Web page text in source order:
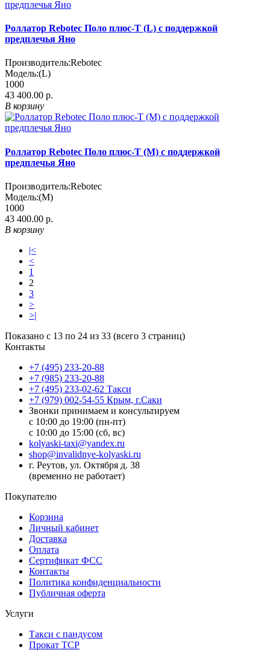
Роллатор Rebotec Поло плюс-Т (L) с поддержкой
предплечья Яно
Производитель:Rebotec
Модель:(L)
1000
43 400.00 р.
В корзину
Роллатор Rebotec Поло плюс-Т (M) с поддержкой
предплечья Яно
Производитель:Rebotec
Модель:(М)
1000
43 400.00 р.
В корзину
|<
<
1
2
3
>
>|
Показано с 13 по 24 из 33 (всего 3 страниц)
Контакты
+7 (495) 233-20-88
+7 (985) 233-20-88
+7 (495) 233-02-62 Такси
+7 (979) 002-54-55 Крым, г.Саки
Звонки принимаем и консультируем
с 10:00 до 19:00 (пн-пт)
с 10:00 до 15:00 (сб, вс)
kolyaski-taxi@yandex.ru
shop@invalidnye-kolyaski.ru
г. Реутов, ул. Октября д. 38
(временно не работает)
Покупателю
Корзина
Личный кабинет
Доставка
Оплата
Сертификат ФСС
Контакты
Политика конфиденциальности
Публичная оферта
Услуги
Такси с пандусом
Прокат ТСР